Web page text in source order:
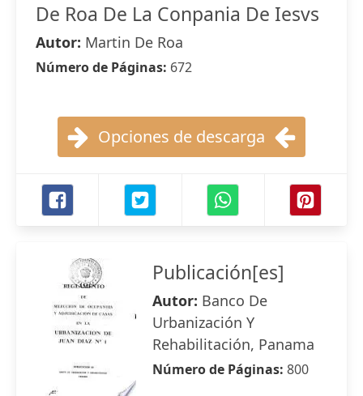
De Roa De La Conpania De Iesvs
Autor: Martin De Roa
Número de Páginas: 672
Opciones de descarga
Publicación[es]
Autor: Banco De
Urbanización Y
Rehabilitación, Panama
Número de Páginas: 800